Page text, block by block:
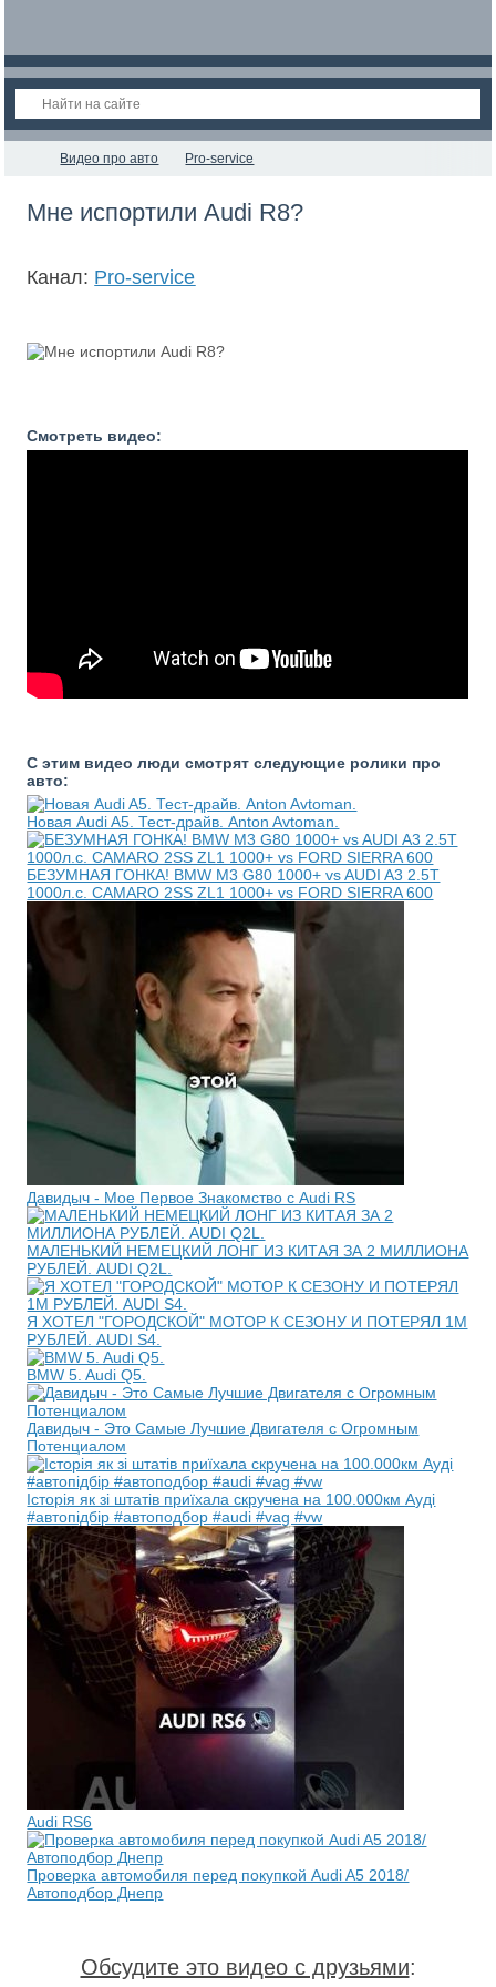
Видео про авто Pro-service
Мне испортили Audi R8?
Канал: Pro-service
Смотреть видео:
С этим видео люди смотрят следующие ролики про
авто:
Новая Audi A5. Тест-драйв. Anton Avtoman.
БЕЗУМНАЯ ГОНКА! BMW M3 G80 1000+ vs AUDI A3 2.5T
1000л.с. CAMARO 2SS ZL1 1000+ vs FORD SIERRA 600
Давидыч - Мое Первое Знакомство с Audi RS
МАЛЕНЬКИЙ НЕМЕЦКИЙ ЛОНГ ИЗ КИТАЯ ЗА 2 МИЛЛИОНА
РУБЛЕЙ. AUDI Q2L.
Я ХОТЕЛ "ГОРОДСКОЙ" МОТОР К СЕЗОНУ И ПОТЕРЯЛ 1М
РУБЛЕЙ. AUDI S4.
BMW 5. Audi Q5.
Давидыч - Это Самые Лучшие Двигателя с Огромным
Потенциалом
Історія як зі штатів приїхала скручена на 100.000км Ауді
#автопідбір #автоподбор #audi #vag #vw
Audi RS6
Проверка автомобиля перед покупкой Audi A5 2018/
Автоподбор Днепр
Обсудите это видео с друзьями: